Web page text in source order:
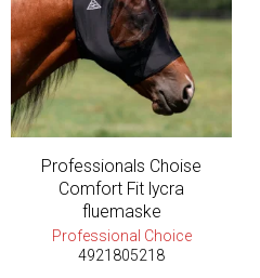
Professionals Choise
Comfort Fit lycra
fluemaske
Professional Choice
4921805218